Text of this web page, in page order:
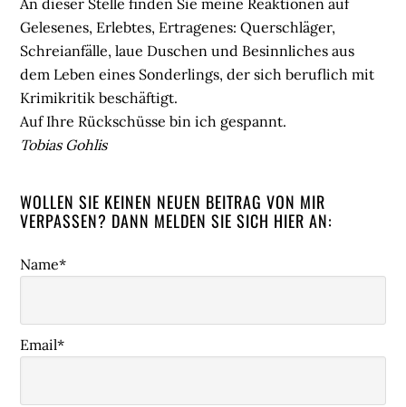
Gelesenes, Erlebtes, Ertragenes: Querschläger,
Schreianfälle, laue Duschen und Besinnliches aus
dem Leben eines Sonderlings, der sich beruflich mit
Krimikritik beschäftigt.
Auf Ihre Rückschüsse bin ich gespannt.
Tobias Gohlis
WOLLEN SIE KEINEN NEUEN BEITRAG VON MIR
VERPASSEN? DANN MELDEN SIE SICH HIER AN:
Name*
Email*